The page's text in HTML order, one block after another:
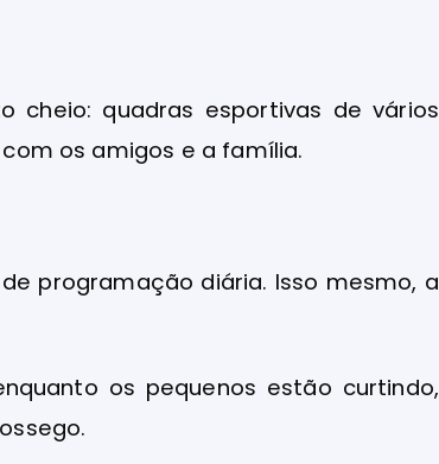
cheio: quadras esportivas de vários
os amigos e a família.
programação diária. Isso mesmo, a
os pequenos estão curtindo,